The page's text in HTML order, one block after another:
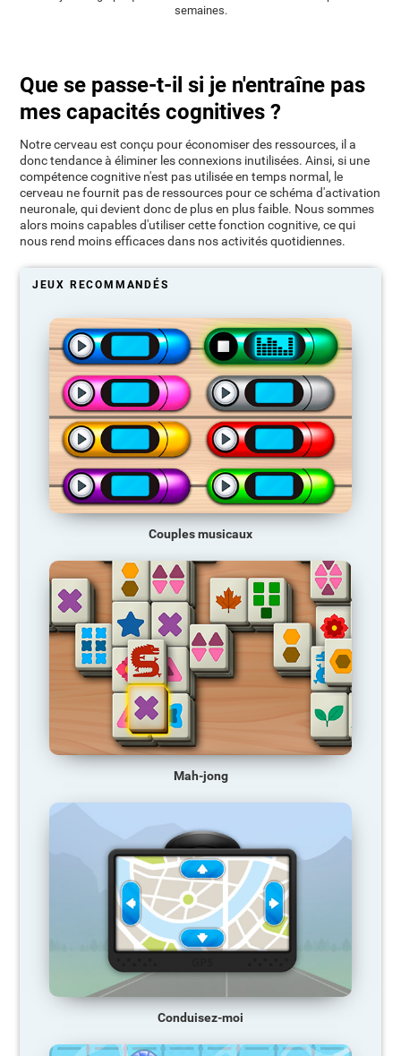
semaines.
Que se passe-t-il si je n'entraîne pas
mes capacités cognitives ?
Notre cerveau est conçu pour économiser des ressources, il a
donc tendance à éliminer les connexions inutilisées. Ainsi, si une
compétence cognitive n'est pas utilisée en temps normal, le
cerveau ne fournit pas de ressources pour ce schéma d'activation
neuronale, qui devient donc de plus en plus faible. Nous sommes
alors moins capables d'utiliser cette fonction cognitive, ce qui
nous rend moins efficaces dans nos activités quotidiennes.
JEUX RECOMMANDÉS
Couples musicaux
Mah-jong
Conduisez-moi